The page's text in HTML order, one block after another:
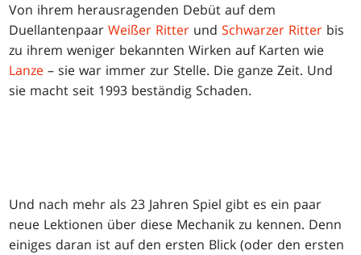
Von ihrem herausragenden Debüt auf dem
DuellantenpaarWeißer Ritter undSchwarzer Ritter bis
zu ihrem weniger bekannten Wirken auf Karten wie
Lanze – sie war immer zur Stelle. Die ganze Zeit. Und
sie macht seit 1993 beständig Schaden.
Und nach mehr als 23 Jahren Spiel gibt es ein paar
neue Lektionen über diese Mechanik zu kennen. Denn
einiges daran ist auf den ersten Blick (oder den ersten